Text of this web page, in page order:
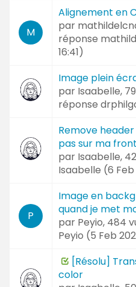
M
Alignement en
par
réponse
16:41)
Image plein
par Isaabelle,
réponse
Remove
pas sur ma
par Isaabelle,
Isaabelle (6 Feb
P
Image en
quand je met
par Peyio, 484
Peyio (5 Feb
[Résolu]
color